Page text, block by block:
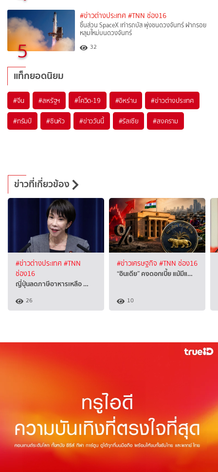
5
#ข่าวต่างประเทศ #TNN ช่อง16
ชิ้นส่วน SpaceX เท่ารถบัส พุ่งชนดวงจันทร์ ฝากรอย
หลุมใหม่บนดวงจันทร์
32
แท็กยอดนิยม
#จีน #สหรัฐฯ #โควิด-19 #อิหร่าน #ข่าวต่างประเทศ
#ทรัมป์ #ซินหัว #ข่าววันนี้ #รัสเซีย #สงคราม
ข่าวที่เกี่ยวข้อง
#ข่าวต่างประเทศ #TNN
ช่อง16
ญี่ปุ่นลดภาษีอาหารเหลือ …
26
#ข่าวเศรษฐกิจ #TNN ช่อง16
“อินเดีย” คงดอกเบี้ย แม้มีแ…
10